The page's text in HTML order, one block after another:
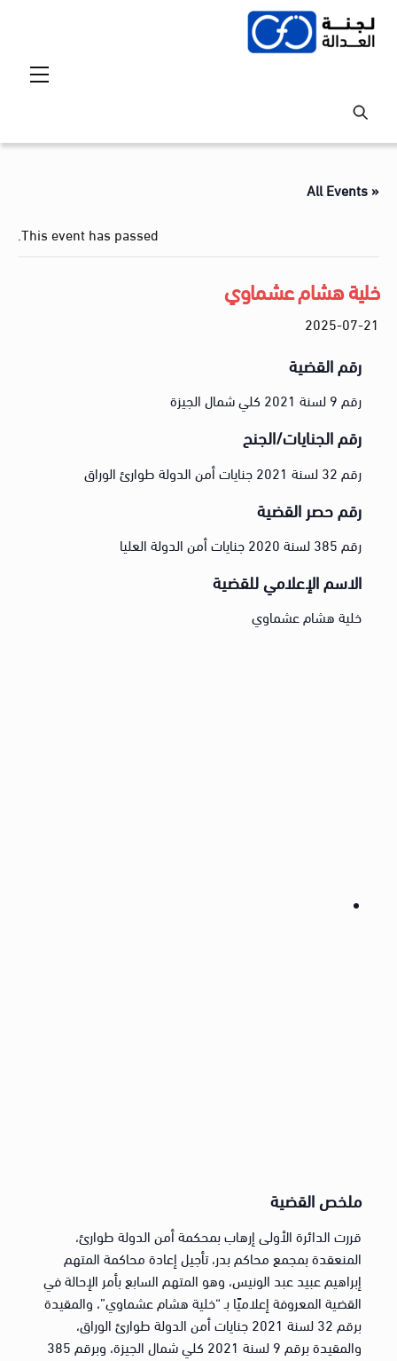
Skip
« All Events
This event has passed.
خلية هشام عشماوي
2025-07-21
رقم القضية
رقم 9 لسنة 2021 كلي شمال الجيزة
رقم الجنايات/الجنح
رقم 32 لسنة 2021 جنايات أمن الدولة طوارئ الوراق
رقم حصر القضية
رقم 385 لسنة 2020 جنايات أمن الدولة العليا
الاسم الإعلامي للقضية
خلية هشام عشماوي
ملخص القضية
قررت الدائرة الأولى إرهاب بمحكمة أمن الدولة طوارئ،
المنعقدة بمجمع محاكم بدر، تأجيل إعادة محاكمة المتهم
إبراهيم عبيد عبد الونيس، وهو المتهم السابع بأمر الإحالة في
القضية المعروفة إعلاميًا بـ “خلية هشام عشماوي”، والمقيدة
برقم 32 لسنة 2021 جنايات أمن الدولة طوارئ الوراق،
والمقيدة برقم 9 لسنة 2021 كلي شمال الجيزة، وبرقم 385